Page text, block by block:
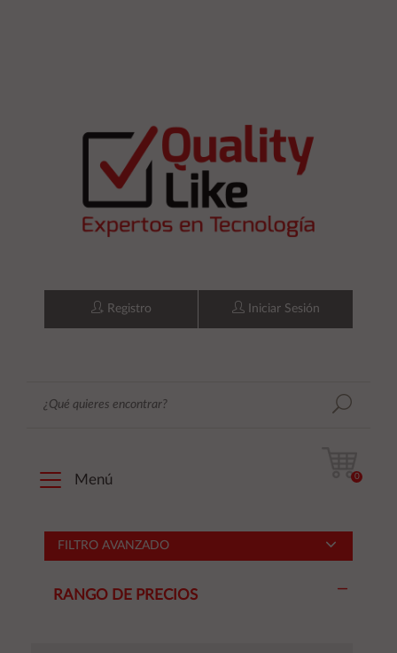
Registro Iniciar Sesión
Menú 0
FILTRO AVANZADO
RANGO DE PRECIOS